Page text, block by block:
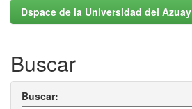
Dspace de la Universidad del Azuay
Buscar
Buscar: